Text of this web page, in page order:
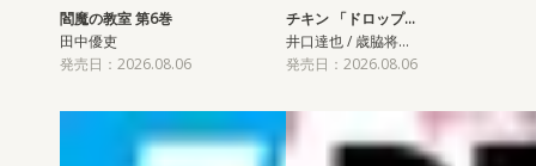
閻魔の教室 第6巻
田中優吏
発売日：2026.08.06
チキン 「ドロップ…
井口達也 / 歳脇将…
発売日：2026.08.06